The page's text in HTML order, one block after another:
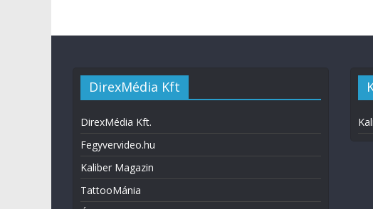
DirexMédia Kft
DirexMédia Kft.
Fegyvervideo.hu
Kaliber Magazin
TattooMánia